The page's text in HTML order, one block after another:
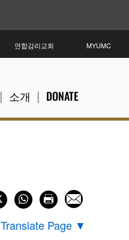
소개 DONATE
연합감리교회 MYUMC
Translate Page ▼